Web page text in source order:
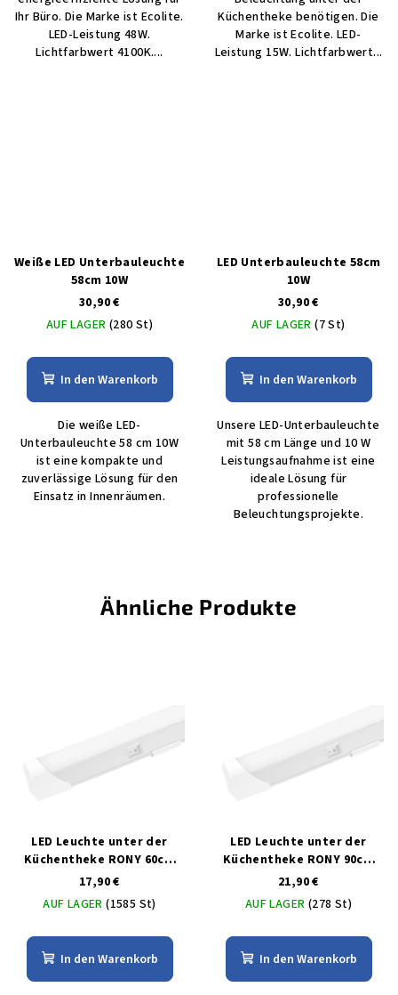
Ihr Büro. Die Marke ist Ecolite.
LED-Leistung 48W.
Lichtfarbwert 4100K....
Küchentheke benötigen. Die
Marke ist Ecolite. LED-
Leistung 15W. Lichtfarbwert...
Weiße LED Unterbauleuchte
58cm 10W
30,90 €
AUF LAGER (280 St)
In den Warenkorb
Die weiße LED-
Unterbauleuchte 58 cm 10W
ist eine kompakte und
zuverlässige Lösung für den
Einsatz in Innenräumen.
LED Unterbauleuchte 58cm
10W
30,90 €
AUF LAGER(7 St)
In den Warenkorb
Unsere LED-Unterbauleuchte
mit 58 cm Länge und 10 W
Leistungsaufnahme ist eine
ideale Lösung für
professionelle
Beleuchtungsprojekte.
Ähnliche Produkte
LED Leuchte unter der
Küchentheke RONY 60cm
10W mit Schalter
17,90 €
AUF LAGER(1585 St)
In den Warenkorb
LED Leuchte unter der
Küchentheke RONY 90cm
15W mit Schalter
21,90 €
AUF LAGER (278 St)
In den Warenkorb